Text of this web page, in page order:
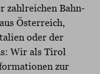
zahlreichen Bahn-
Österreich,
oder der
Wir als Tirol
zur